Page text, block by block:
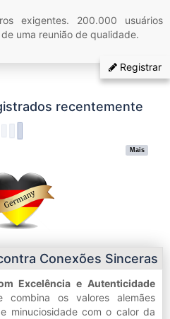
exigentes. 200.000 usuários
uma reunião de qualidade.
Registrar
recentemente
Mais
Conexões Sinceras
Excelência e Autenticidade
combina os valores alemães
minuciosidade com o calor da